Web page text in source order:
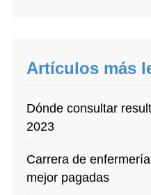
Artículos más
Dónde consultar
2023
Carrera de
mejor pagadas